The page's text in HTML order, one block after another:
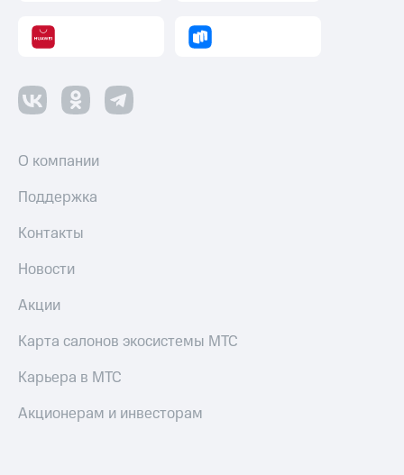
О компании
Поддержка
Контакты
Новости
Акции
Карта салонов экосистемы МТС
Карьера в МТС
Акционерам и инвесторам